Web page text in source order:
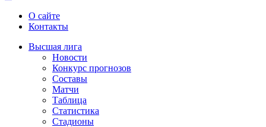
О сайте
Контакты
Высшая лига
Новости
Конкурс прогнозов
Составы
Матчи
Таблица
Статистика
Стадионы